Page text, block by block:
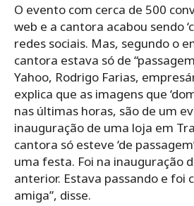
O evento com cerca de 500
web e a cantora acabou sendo
redes sociais. Mas, segundo o
cantora estava só de
Yahoo, Rodrigo Farias,
explica que as imagens que
nas últimas horas, são de um
inauguração de uma loja em
cantora só esteve ‘de
uma festa. Foi na inauguração
anterior. Estava passando e foi
amiga”, disse.